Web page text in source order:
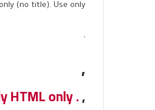
(no title). Use only
,
,
,
. Output the article body HTML only.